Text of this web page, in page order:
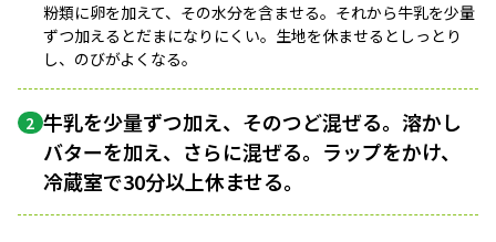
粉類に卵を加えて、その水分を含ませる。それから牛乳を少量
ずつ加えるとだまになりにくい。生地を休ませるとしっとり
し、のびがよくなる。
2 牛乳を少量ずつ加え、そのつど混ぜる。溶かし
バターを加え、さらに混ぜる。ラップをかけ、
冷蔵室で30分以上休ませる。